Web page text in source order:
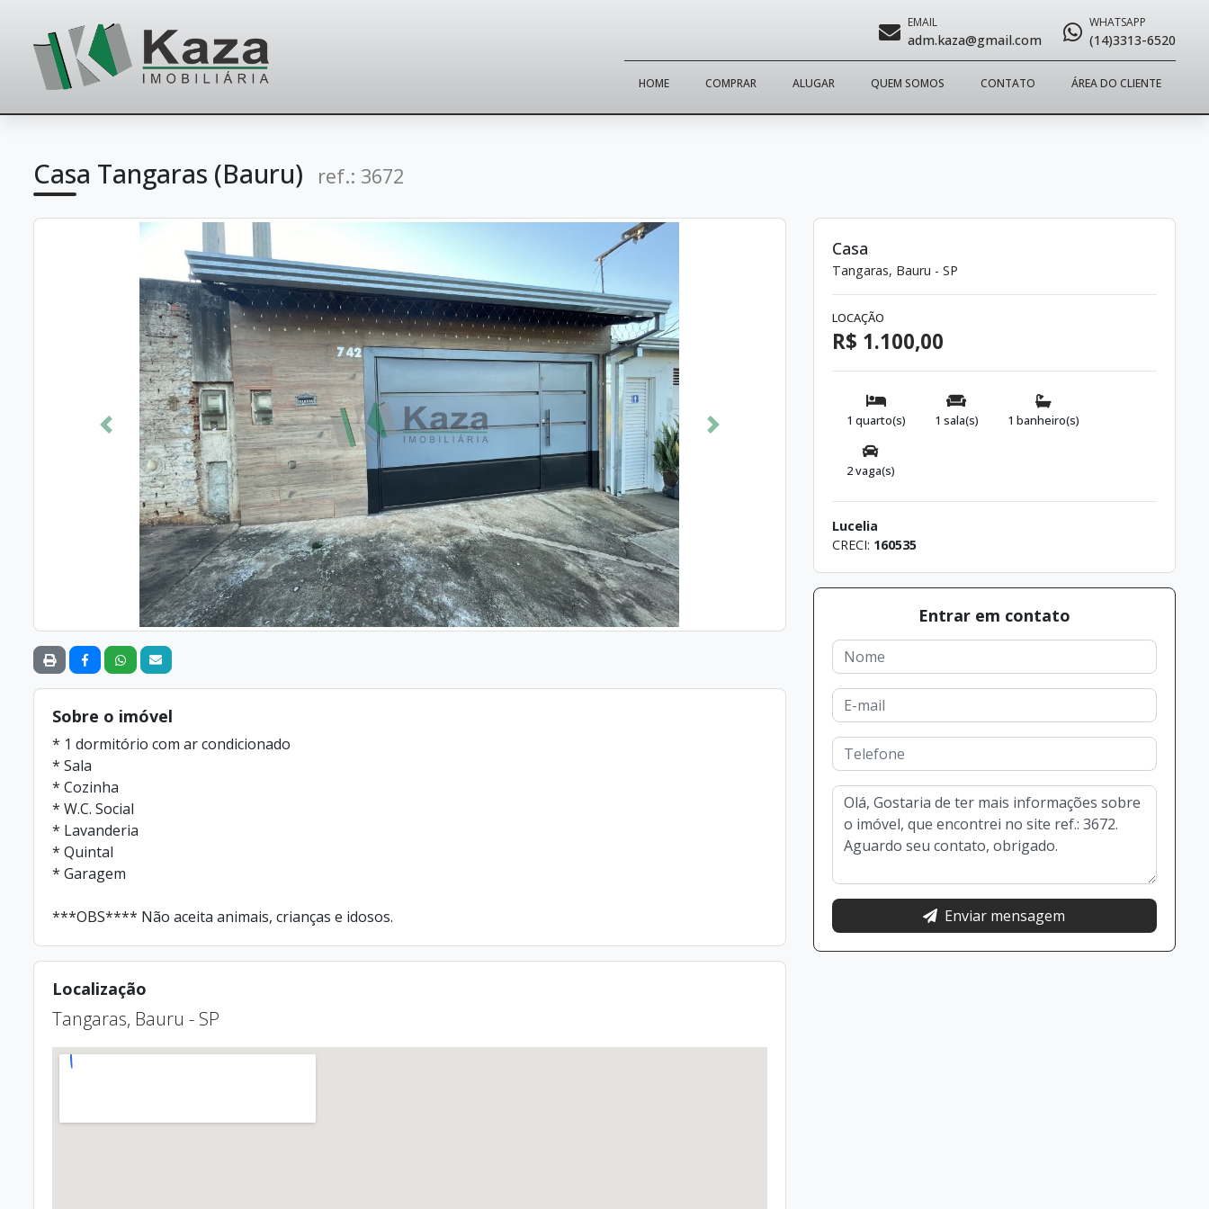
EMAIL
adm.kaza@gmail.com
WHATSAPP
(14)3313-6520
HOME COMPRAR ALUGAR QUEM SOMOS CONTATO ÁREA DO CLIENTE
Casa Tangaras (Bauru) ref.: 3672
Anterior Próximo
Sobre o imóvel
* 1 dormitório com ar condicionado
* Sala
* Cozinha
* W.C. Social
* Lavanderia
* Quintal
* Garagem
***OBS**** Não aceita animais, crianças e idosos.
Localização
Tangaras, Bauru - SP
Casa
Tangaras, Bauru - SP
LOCAÇÃO
R$ 1.100,00
1 quarto(s) 1 sala(s) 1 banheiro(s)
2 vaga(s)
Lucelia
CRECI: 160535
Entrar em contato
Enviar mensagem